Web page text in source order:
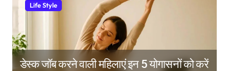
Life Style
डेस्क जॉब करने वाली महिलाएं इन 5 योगासनों को करें